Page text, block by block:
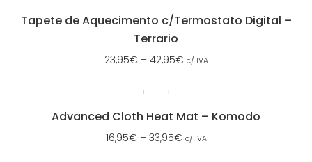
Tapete de Aquecimento c/Termostato Digital –
Terrario
23,95€ – 42,95€ c/ IVA
Advanced Cloth Heat Mat – Komodo
16,95€ – 33,95€ c/ IVA